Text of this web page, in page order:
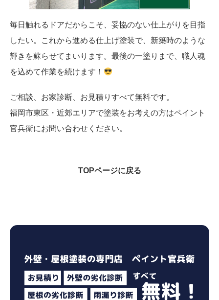
毎日触れるドアだからこそ、妥協のない仕上がりを目指
したい。これから進める仕上げ塗装で、新築時のような
輝きを蘇らせてまいります。最後の一塗りまで、職人魂
を込めて作業を続けます！
ご相談、お家診断、お見積りすべて無料です。
福岡市東区・近郊エリアで塗装をお考えの方はペイント
官兵衛にお問い合わせください。
TOPページに戻る